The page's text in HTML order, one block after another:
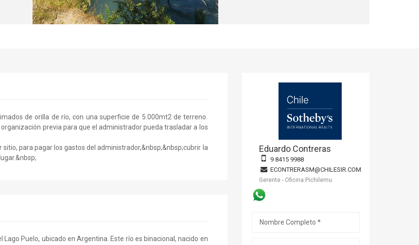
de orilla de río, con una superficie de 5.000mt2 de terreno.
previa para que el administrador pueda trasladar a los
para pagar los gastos del administrador,&nbsp;&nbsp;cubrir la
Puelo, ubicado en Argentina. Este río es binacional, nacido en
Eduardo Contreras
9 8415 9988
ECONTRERASM@CHILESIR.COM
Gerente - Oficina Pichilemu